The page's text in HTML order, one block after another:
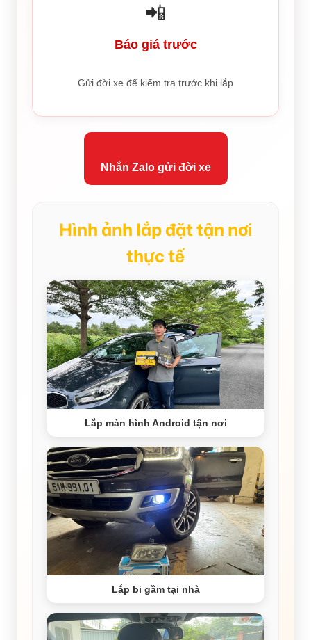
📲
Báo giá trước
Gửi đời xe để kiểm tra trước khi lắp
Nhắn Zalo gửi đời xe
Hình ảnh lắp đặt tận nơi
thực tế
Lắp màn hình Android tận nơi
Lắp bi gầm tại nhà